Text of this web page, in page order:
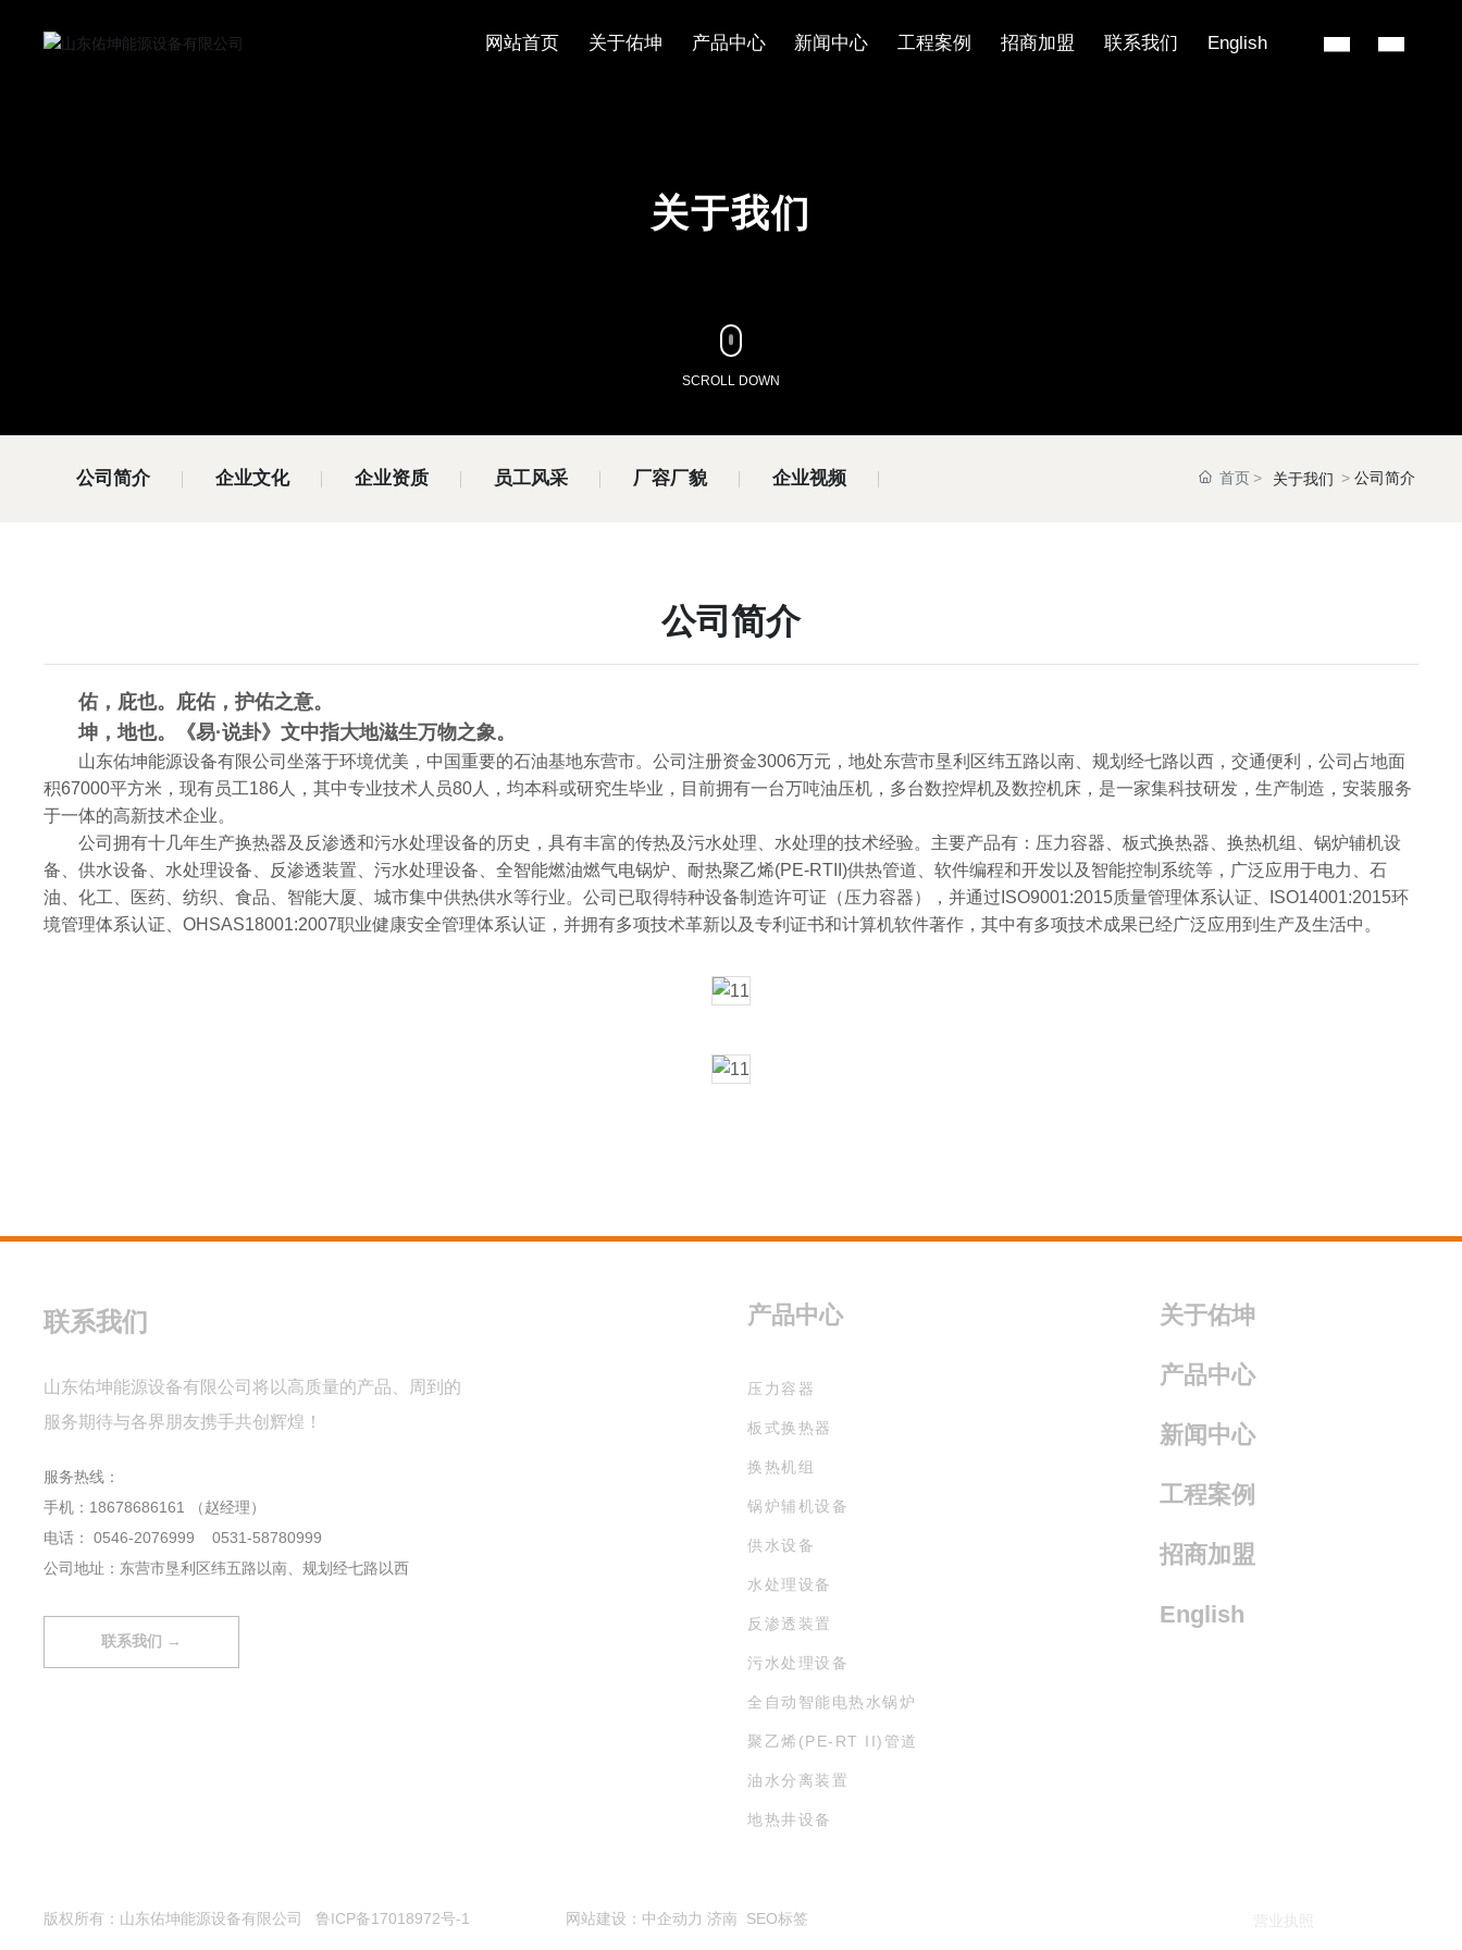
网站首页 关于佑坤 产品中心 新闻中心 工程案例 招商加盟 联系我们 English
关于我们
SCROLL DOWN
公司简介 企业文化 企业资质 员工风采 厂容厂貌 企业视频 首页 关于我们 公司简介
公司简介
佑，庇也。庇佑，护佑之意。
坤，地也。《易·说卦》文中指大地滋生万物之象。
山东佑坤能源设备有限公司坐落于环境优美，中国重要的石油基地东营市。公司注册资金3006万元，地处东营市垦利区纬五路以南、规划经七路以西，交通便利，公司占地面
积67000平方米，现有员工186人，其中专业技术人员80人，均本科或研究生毕业，目前拥有一台万吨油压机，多台数控焊机及数控机床，是一家集科技研发，生产制造，安装服务
于一体的高新技术企业。
公司拥有十几年生产换热器及反渗透和污水处理设备的历史，具有丰富的传热及污水处理、水处理的技术经验。主要产品有：压力容器、板式换热器、换热机组、锅炉辅机设
备、供水设备、水处理设备、反渗透装置、污水处理设备、全智能燃油燃气电锅炉、耐热聚乙烯(PE-RTII)供热管道、软件编程和开发以及智能控制系统等，广泛应用于电力、石
油、化工、医药、纺织、食品、智能大厦、城市集中供热供水等行业。公司已取得特种设备制造许可证（压力容器），并通过ISO9001:2015质量管理体系认证、ISO14001:2015环
境管理体系认证、OHSAS18001:2007职业健康安全管理体系认证，并拥有多项技术革新以及专利证书和计算机软件著作，其中有多项技术成果已经广泛应用到生产及生活中。
联系我们
山东佑坤能源设备有限公司将以高质量的产品、周到的
服务期待与各界朋友携手共创辉煌！
服务热线：
手机： 18678686161
（赵经理）
电话：0546-2076999
0531-58780999
公司地址：东营市垦利区纬五路以南、规划经七路以西
联系我们 →
产品中心
压力容器
板式换热器
换热机组
锅炉辅机设备
供水设备
水处理设备
反渗透装置
污水处理设备
全自动智能电热水锅炉
聚乙烯(PE-RT II)管道
油水分离装置
地热井设备
关于佑坤
产品中心
新闻中心
工程案例
招商加盟
English
版权所有：山东佑坤能源设备有限公司 鲁ICP备17018972号-1 网站建设： 中企动力 济南 SEO标签 营业执照